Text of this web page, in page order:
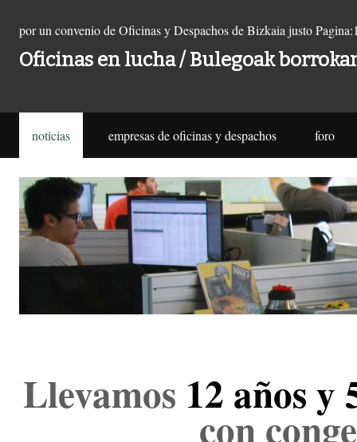
por un convenio de Oficinas y Despachos de Bizkaia justo
Oficinas en lucha / Bulegoak
noticias empresas de oficinas y despachos foro
Llevamos 12 años y
con